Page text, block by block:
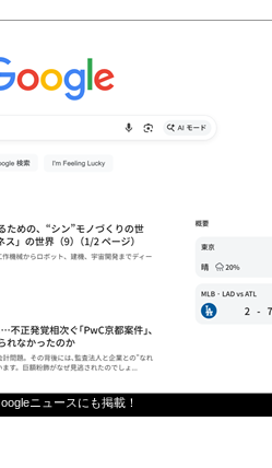
ニュースにも掲載！